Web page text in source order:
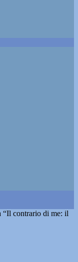
“Il contrario di me: il